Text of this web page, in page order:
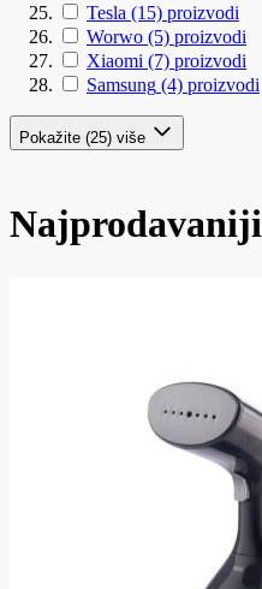
Tesla (15) proizvodi
Worwo (5) proizvodi
Xiaomi (7) proizvodi
Samsung (4) proizvodi
Pokažite (25) više